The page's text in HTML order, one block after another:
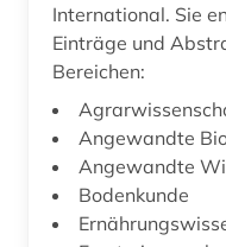
International. Sie
Einträge und
Bereichen:
Angewandte
Angewandte
Bodenkunde